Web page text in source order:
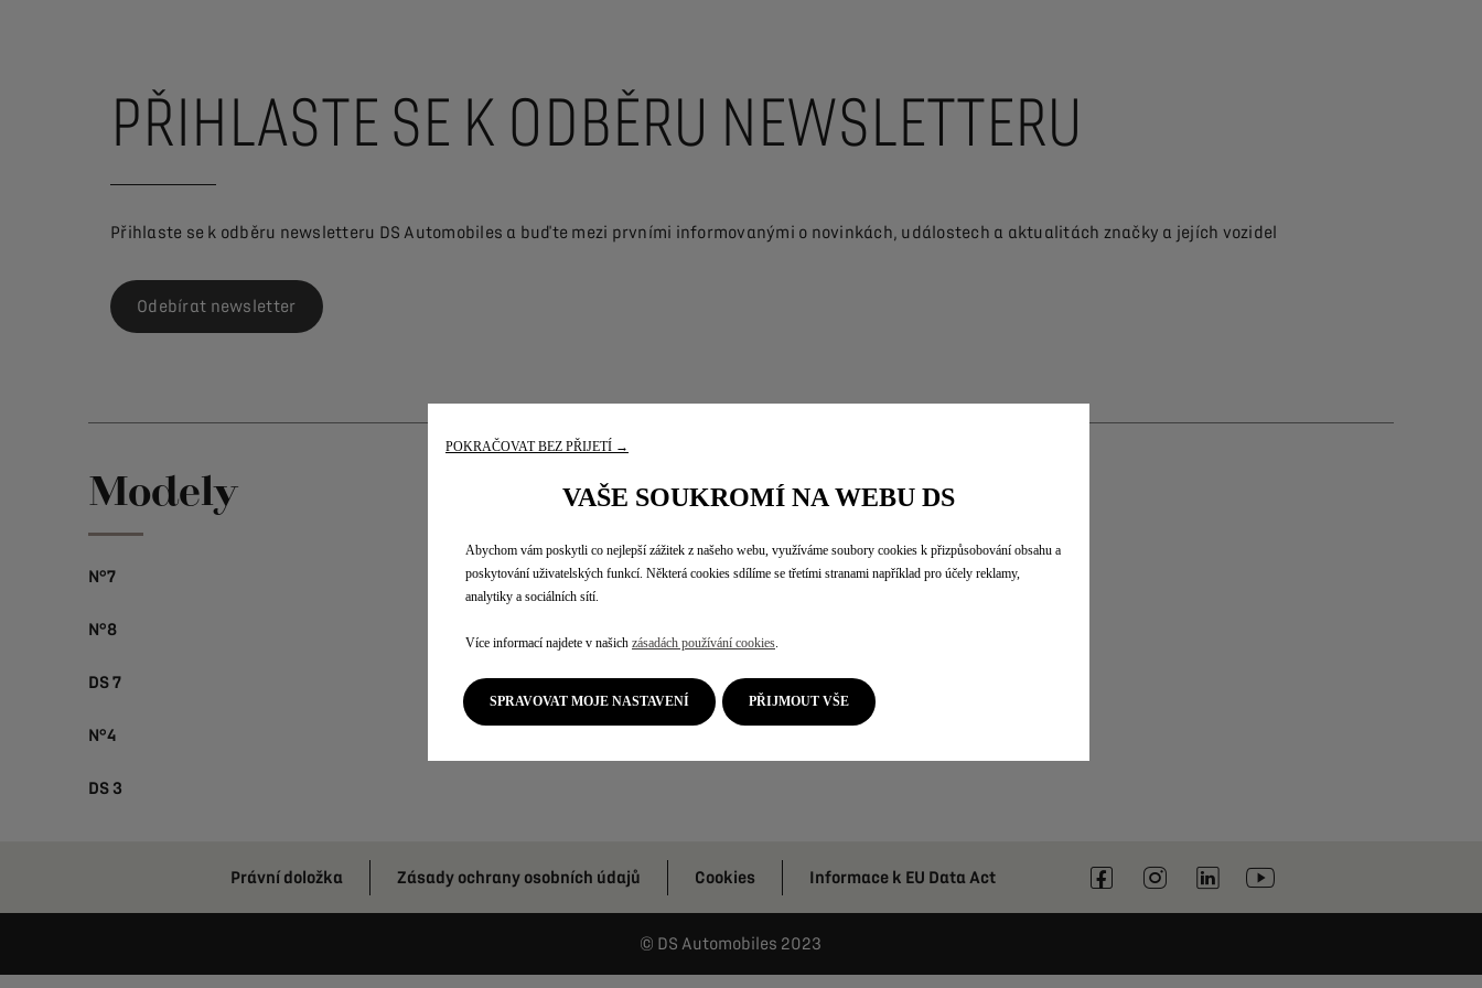
PŘIHLASTE SE K ODBĚRU NEWSLETTERU
Přihlaste se k odběru newsletteru DS Automobiles a buďte mezi prvními informovanými o novinkách, událostech a aktualitách značky a jejích vozidel
Odebírat newsletter
Modely
N°7
N°8
DS 7
N°4
DS 3
Služby
MyDS
Kontaktujte nás
Právní doložka Zásady ochrany osobních údajů Cookies Informace k EU Data Act
DS Automobiles 2023
POKRAČOVAT BEZ PŘIJETÍ →
VAŠE SOUKROMÍ NA WEBU DS
Abychom vám poskytli co nejlepší zážitek z našeho webu, využíváme soubory cookies k přizpůsobování obsahu a
poskytování uživatelských funkcí. Některá cookies sdílíme se třetími stranami například pro účely reklamy,
analytiky a sociálních sítí.
Více informací najdete v našich zásadách používání cookies.
SPRAVOVAT MOJE NASTAVENÍ PŘIJMOUT VŠE